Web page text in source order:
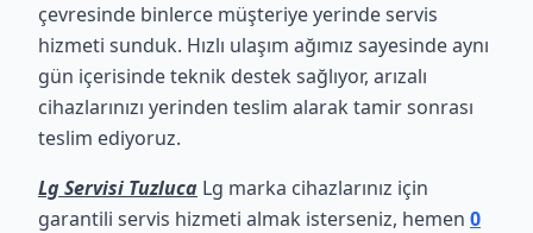
çevresinde binlerce müşteriye yerinde servis
hizmeti sunduk. Hızlı ulaşım ağımız sayesinde aynı
gün içerisinde teknik destek sağlıyor, arızalı
cihazlarınızı yerinden teslim alarak tamir sonrası
teslim ediyoruz.
Lg Servisi Tuzluca Lg marka cihazlarınız için
garantili servis hizmeti almak isterseniz, hemen 0